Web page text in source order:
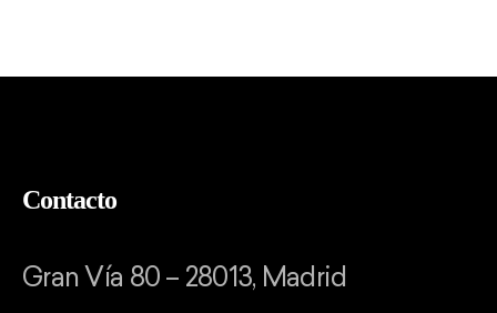
Contacto
Gran Vía 80 – 28013, Madrid